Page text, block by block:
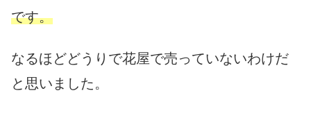
です。
なるほどどうりで花屋で売っていないわけだ
と思いました。